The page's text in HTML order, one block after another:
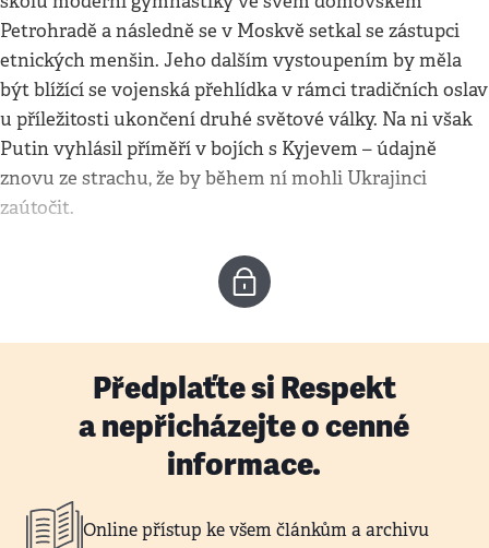
Petrohradě a následně se v Moskvě setkal se zástupci
etnických menšin. Jeho dalším vystoupením by měla
být blížící se vojenská přehlídka v rámci tradičních oslav
u příležitosti ukončení druhé světové války. Na ni však
Putin vyhlásil příměří v bojích s Kyjevem – údajně
znovu ze strachu, že by během ní mohli Ukrajinci
zaútočit.
Předplaťte si Respekt
a nepřicházejte o cenné
informace.
Online přístup ke všem článkům a archivu